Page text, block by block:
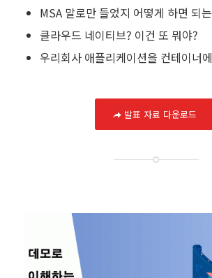
MSA 말로만 들었지 어떻게 하면 되
클라우드 네이티브? 이건 또 뭐야?
우리회사 애플리케이션을 컨테이너
발표 자료 다운로드